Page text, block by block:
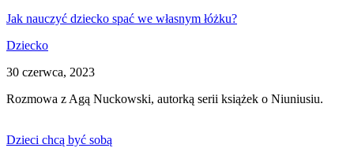
Jak nauczyć dziecko spać we własnym łóżku?
Dziecko
30 czerwca, 2023
Rozmowa z Agą Nuckowski, autorką serii książek o Niuniusiu.
Dzieci chcą być sobą